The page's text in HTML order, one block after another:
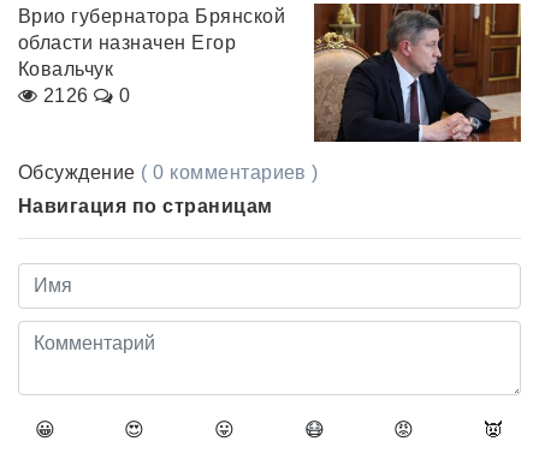
Врио губернатора Брянской
области назначен Егор
Ковальчук
2126
0
Обсуждение ( 0 комментариев )
Навигация по страницам
😀 😍 😛 😷 😡 👿